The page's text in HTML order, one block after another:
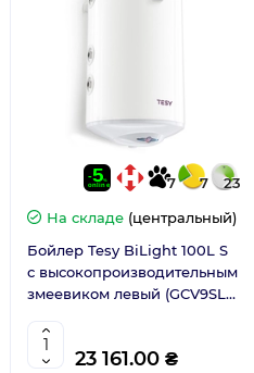
7 7
23
На складе (центральный)
Бойлер Tesy BiLight 100L S
с высокопроизводительным
змеевиком левый (GCV9SL
23 161.00 ₴